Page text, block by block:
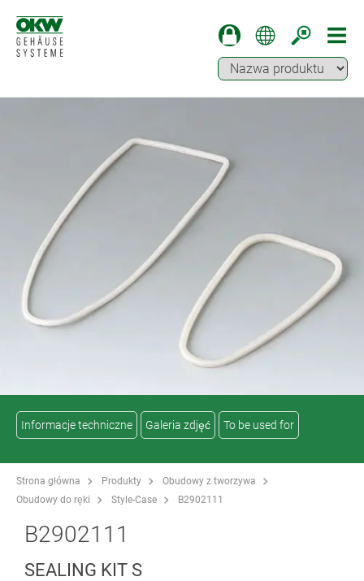
Informacje techniczne Galeria zdjęć To be used for
Strona główna Produkty
Obudowy z tworzywa
Obudowy do ręki
Style-Case B2902111
B2902111
SEALING KIT S